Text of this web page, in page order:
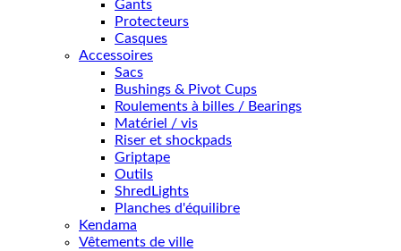
Gants
Protecteurs
Casques
Accessoires
Sacs
Bushings & Pivot Cups
Roulements à billes / Bearings
Matériel / vis
Riser et shockpads
Griptape
Outils
ShredLights
Planches d'équilibre
Kendama
Vêtements de ville